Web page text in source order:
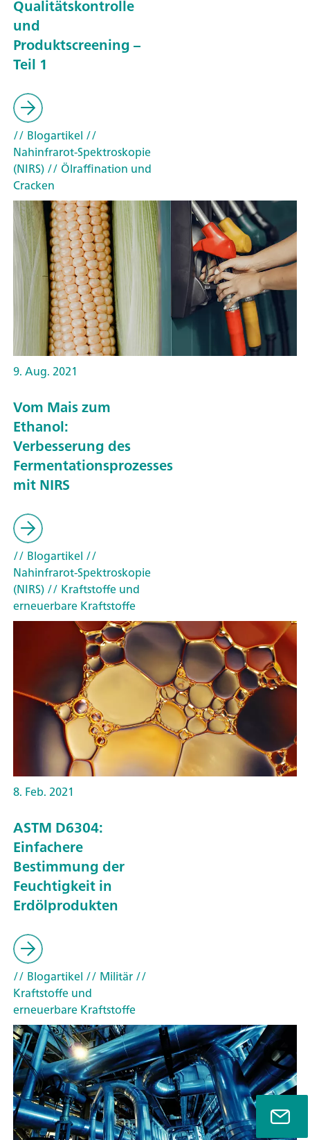
Qualitätskontrolle
und
Produktscreening –
Teil 1
// Blogartikel //
Nahinfrarot-Spektroskopie
(NIRS)// Ölraffination und
Cracken
9. Aug. 2021
Vom Mais zum
Ethanol:
Verbesserung des
Fermentationsprozesses
mit NIRS
// Blogartikel //
Nahinfrarot-Spektroskopie
(NIRS)// Kraftstoffe und
erneuerbare Kraftstoffe
8. Feb. 2021
ASTM D6304:
Einfachere
Bestimmung der
Feuchtigkeit in
Erdölprodukten
// Blogartikel // Militär//
Kraftstoffe und
erneuerbare Kraftstoffe